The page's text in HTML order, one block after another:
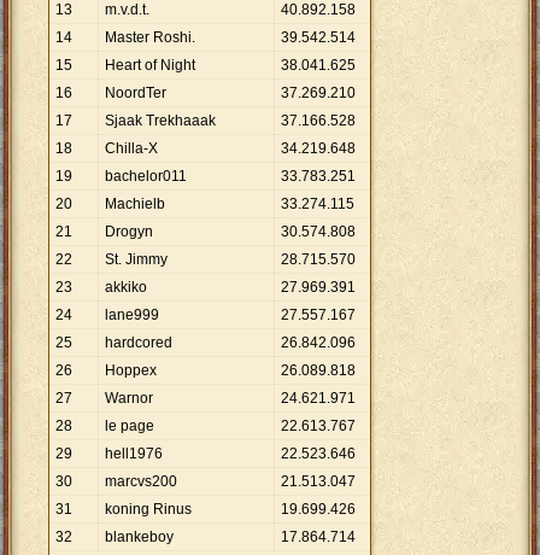
13
m.v.d.t. 40.892.158
14
Master Roshi. 39.542.514
15
Heart of Night 38.041.625
16
NoordTer 37.269.210
17
Sjaak Trekhaaak 37.166.528
18
Chilla-X 34.219.648
19
bachelor011 33.783.251
20
Machielb 33.274.115
21
Drogyn 30.574.808
22
St. Jimmy 28.715.570
23
akkiko 27.969.391
24
lane999 27.557.167
25
hardcored 26.842.096
26
Hoppex 26.089.818
27
Warnor 24.621.971
28
le page 22.613.767
29
hell1976 22.523.646
30
marcvs200 21.513.047
31
koning Rinus 19.699.426
32
blankeboy 17.864.714